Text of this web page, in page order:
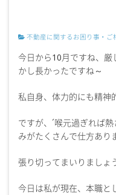
不動産に関するお困り事・ご
今日から10月ですね、厳
かし長かったですね～
私自身、体力的にも精神
ですが、´喉元過ぎれば
みがたくさんで仕方あり
張り切ってまいりましょ
今日は私が現在、本職と